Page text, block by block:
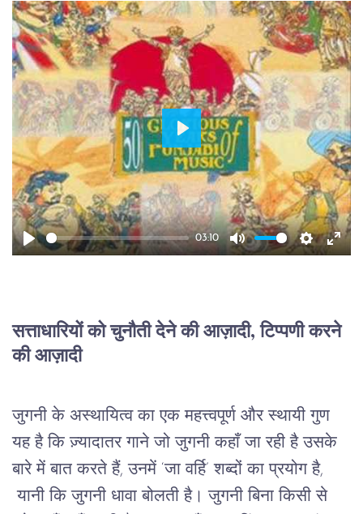
Play
03:10
Mute
Play
सत्ताधारियों को चुनौती देने की आज़ादी, टिप्पणी करने
की आज़ादी
जुगनी के अस्थायित्व का एक महत्त्वपूर्ण और स्थायी गुण
यह है कि ज़्यादातर गाने जो जुगनी कहाँ जा रही है उसके
बारे में बात करते हैं, उनमें ‘जा वर्हि’ शब्दों का प्रयोग है,
यानी कि जुगनी धावा बोलती है। जुगनी बिना किसी से